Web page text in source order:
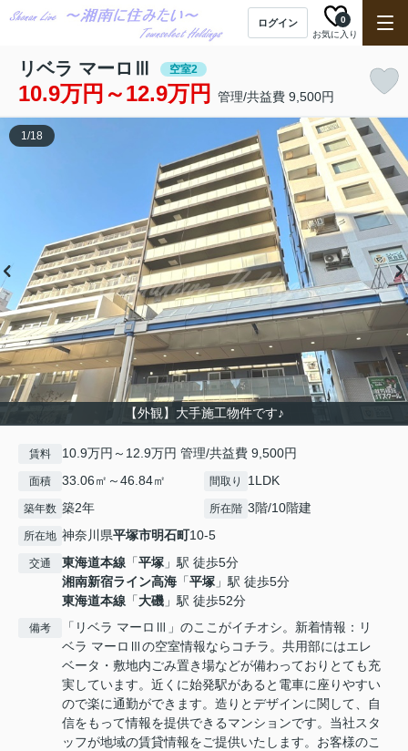
ログイン
お気に入り
0
リベラ マーロⅢ 空室2
10.9万円～12.9万円 管理/共益費 9,500円
【外観】大手施工物件です♪
1/18
賃料 10.9万円～12.9万円 管理/共益費 9,500円
面積 33.06㎡～46.84㎡ 間取り 1LDK
築年数 築2年 所在階 3階/10階建
所在地 神奈川県平塚市明石町10-5
交通 東海道本線 「平塚 」駅 徒歩5分
湘南新宿ライン高海 「平塚 」駅 徒歩5分
東海道本線 「大磯 」駅 徒歩52分
備考
「リベラ マーロⅢ」のここがイチオシ。新着情報：リ
ベラ マーロⅢの空室情報ならコチラ。共用部にはエレ
ベータ・敷地内ごみ置き場などが備わっておりとても充
実しています。近くに始発駅があると電車に座りやすい
ので楽に通勤ができます。造りとデザインに関して、自
信をもって情報を提供できるマンションです。当社スタ
ッフが地域の賃貸情報をご提供いたします。お客様のこ